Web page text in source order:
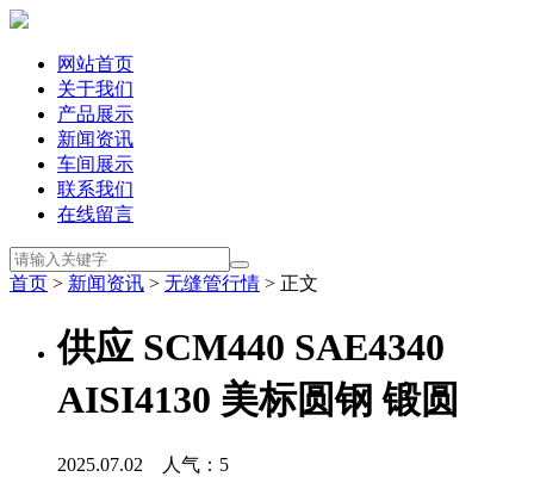
网站首页
关于我们
产品展示
新闻资讯
车间展示
联系我们
在线留言
首页 > 新闻资讯 > 无缝管行情 > 正文
供应 SCM440 SAE4340
AISI4130 美标圆钢 锻圆
2025.07.02 人气： 5